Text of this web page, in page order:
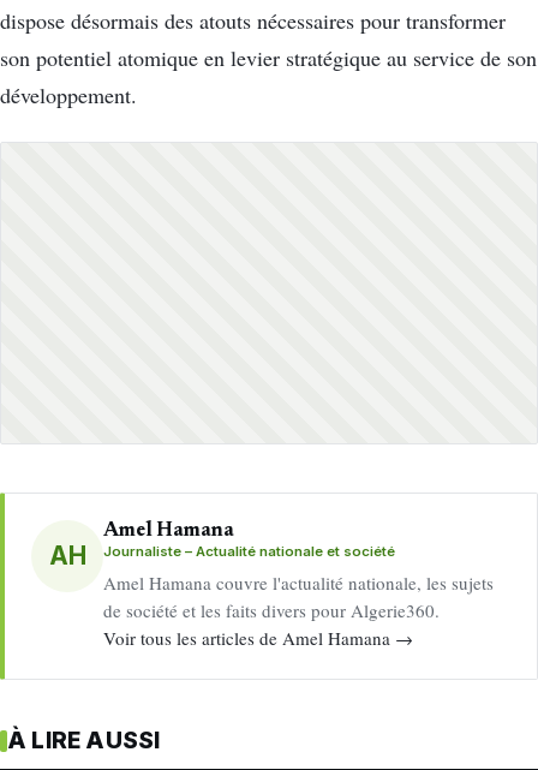
dispose désormais des atouts nécessaires pour transformer
son potentiel atomique en levier stratégique au service de son
développement.
AH
Amel Hamana
Journaliste – Actualité nationale et société
Amel Hamana couvre l'actualité nationale, les sujets
de société et les faits divers pour Algerie360.
Voir tous les articles de Amel Hamana →
À LIRE AUSSI